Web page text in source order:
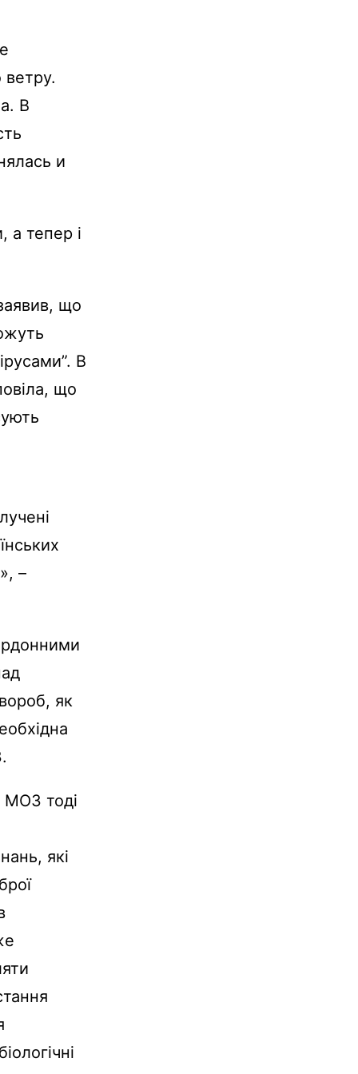
В
и
а тепер і
що
В
що
–
як
МОЗ тоді
які